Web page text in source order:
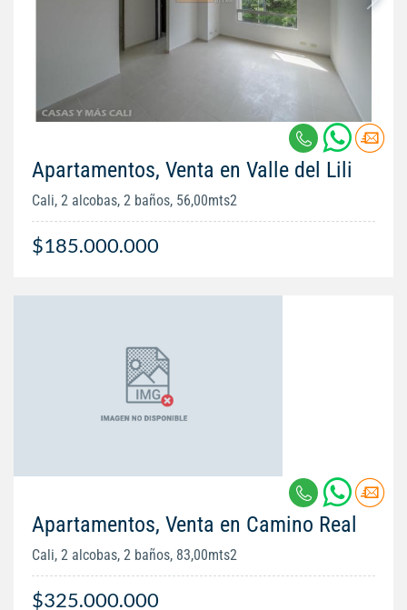
Apartamentos, Venta en Valle del Lili
Cali, 2 alcobas, 2 baños, 56,00mts2
$185.000.000
Apartamentos, Venta en Camino Real
Cali, 2 alcobas, 2 baños, 83,00mts2
$325.000.000